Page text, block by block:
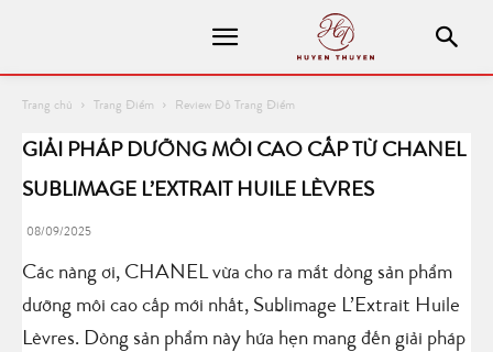
Trang chủ Trang Điểm Review Đồ Trang Điểm
GIẢI PHÁP DƯỠNG MÔI CAO CẤP TỪ CHANEL
SUBLIMAGE L’EXTRAIT HUILE LÈVRES
08/09/2025
Các nàng ơi, CHANEL vừa cho ra mắt dòng sản phẩm
dưỡng môi cao cấp mới nhất, Sublimage L’Extrait Huile
Lèvres. Dòng sản phẩm này hứa hẹn mang đến giải pháp